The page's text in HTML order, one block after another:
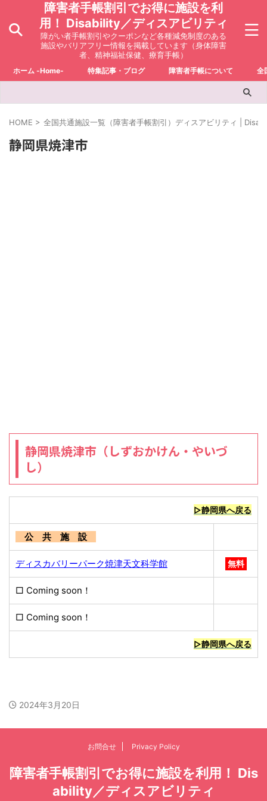
障害者手帳割引でお得に施設を利
用！ Disability／ディスアビリティ
障がい者手帳割引やクーポンなど各種減免制度のある
施設やバリアフリー情報を掲載しています（身体障害
者、精神福祉保健、療育手帳）
ホーム -Home- 特集記事・ブログ 障害者手帳について 全
HOME > 全国共通施設一覧（障害者手帳割引）ディスアビリティ |
静岡県焼津市
静岡県焼津市（しずおかけん・やいづ
し）
▷静岡県へ戻る
公 共 施 設
ディスカバリーパーク焼津天文科学館 無料
□ Coming soon！
□ Coming soon！
▷静岡県へ戻る
2024年3月20日
お問合せ Privacy Policy
障害者手帳割引でお得に施設を利用！ Dis
ability／ディスアビリティ